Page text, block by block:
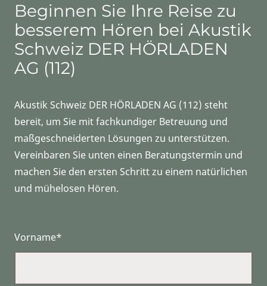
Beginnen Sie Ihre Reise zu
besserem Hören bei Akustik
Schweiz DER HÖRLADEN
AG (112)
Akustik Schweiz DER HÖRLADEN AG (112) steht
bereit, um Sie mit fachkundiger Betreuung und
maßgeschneiderten Lösungen zu unterstützen.
Vereinbaren Sie unten einen Beratungstermin und
machen Sie den ersten Schritt zu einem natürlichen
und mühelosen Hören.
Vorname*